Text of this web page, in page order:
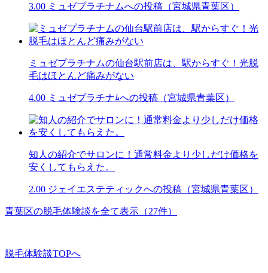
3.00 ミュゼプラチナムへの投稿（宮城県青葉区）
ミュゼプラチナムの仙台駅前店は、駅からすぐ！光脱
毛はほとんど痛みがない
4.00 ミュゼプラチナﾑへの投稿（宮城県青葉区）
知人の紹介でサロンに！通常料金より少しだけ価格を
安くしてもらえた。
2.00 ジェイエステティックへの投稿（宮城県青葉区）
青葉区の脱毛体験談を全て表示（27件）
脱毛体験談TOPへ